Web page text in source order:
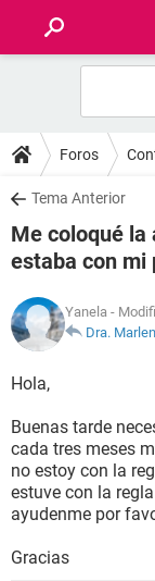
FOROS
SALUD
FAMILIA
NUTRICIÓN
SEXUALIDAD
GLOSARIO
Foros
Tema Anterior
Me coloqué la
estaba con mi
Yanela -
Dra.
Hola,
Buenas tarde
cada tres meses
no estoy con la
estuve con la
ayudenme por
Gracias